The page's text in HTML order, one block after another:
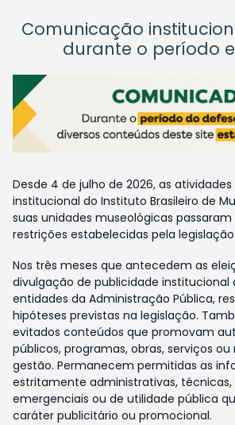
Comunicação
durante o período
Desde 4 de julho de 2026, as
institucional do Instituto Brasileiro de
suas unidades museológicas passaram
restrições estabelecidas pela
Nos três meses que antecedem as
divulgação de publicidade institucional
entidades da Administração Pública,
hipóteses previstas na legislação.
evitados conteúdos que promovam
públicos, programas, obras, serviços ou
gestão. Permanecem permitidas as
estritamente administrativas, técnicas,
emergenciais ou de utilidade pública
caráter publicitário ou promocional.